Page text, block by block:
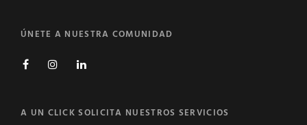
ÚNETE A NUESTRA COMUNIDAD
FacebookInstagramLinkedin
A UN CLICK SOLICITA NUESTROS SERVICIOS